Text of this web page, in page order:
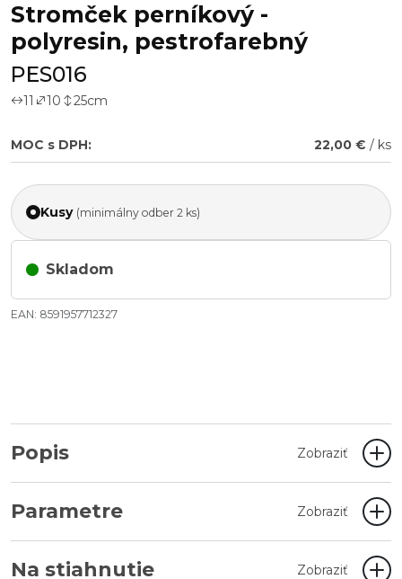
Stromček perníkový -
polyresin, pestrofarebný
PES016
11 10 25cm
MOC s DPH: 22,00 € / ks
Kusy (minimálny odber 2 ks)
Skladom
EAN: 8591957712327
Popis Zobraziť
Parametre Zobraziť
Na stiahnutie Zobraziť